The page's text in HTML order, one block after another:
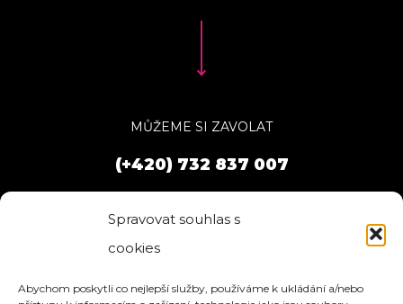
Spravovat souhlas s
cookies
Abychom poskytli co nejlepší služby, používáme k ukládání a/nebo
MŮŽEME SI ZAVOLAT
(+420) 732 837 007